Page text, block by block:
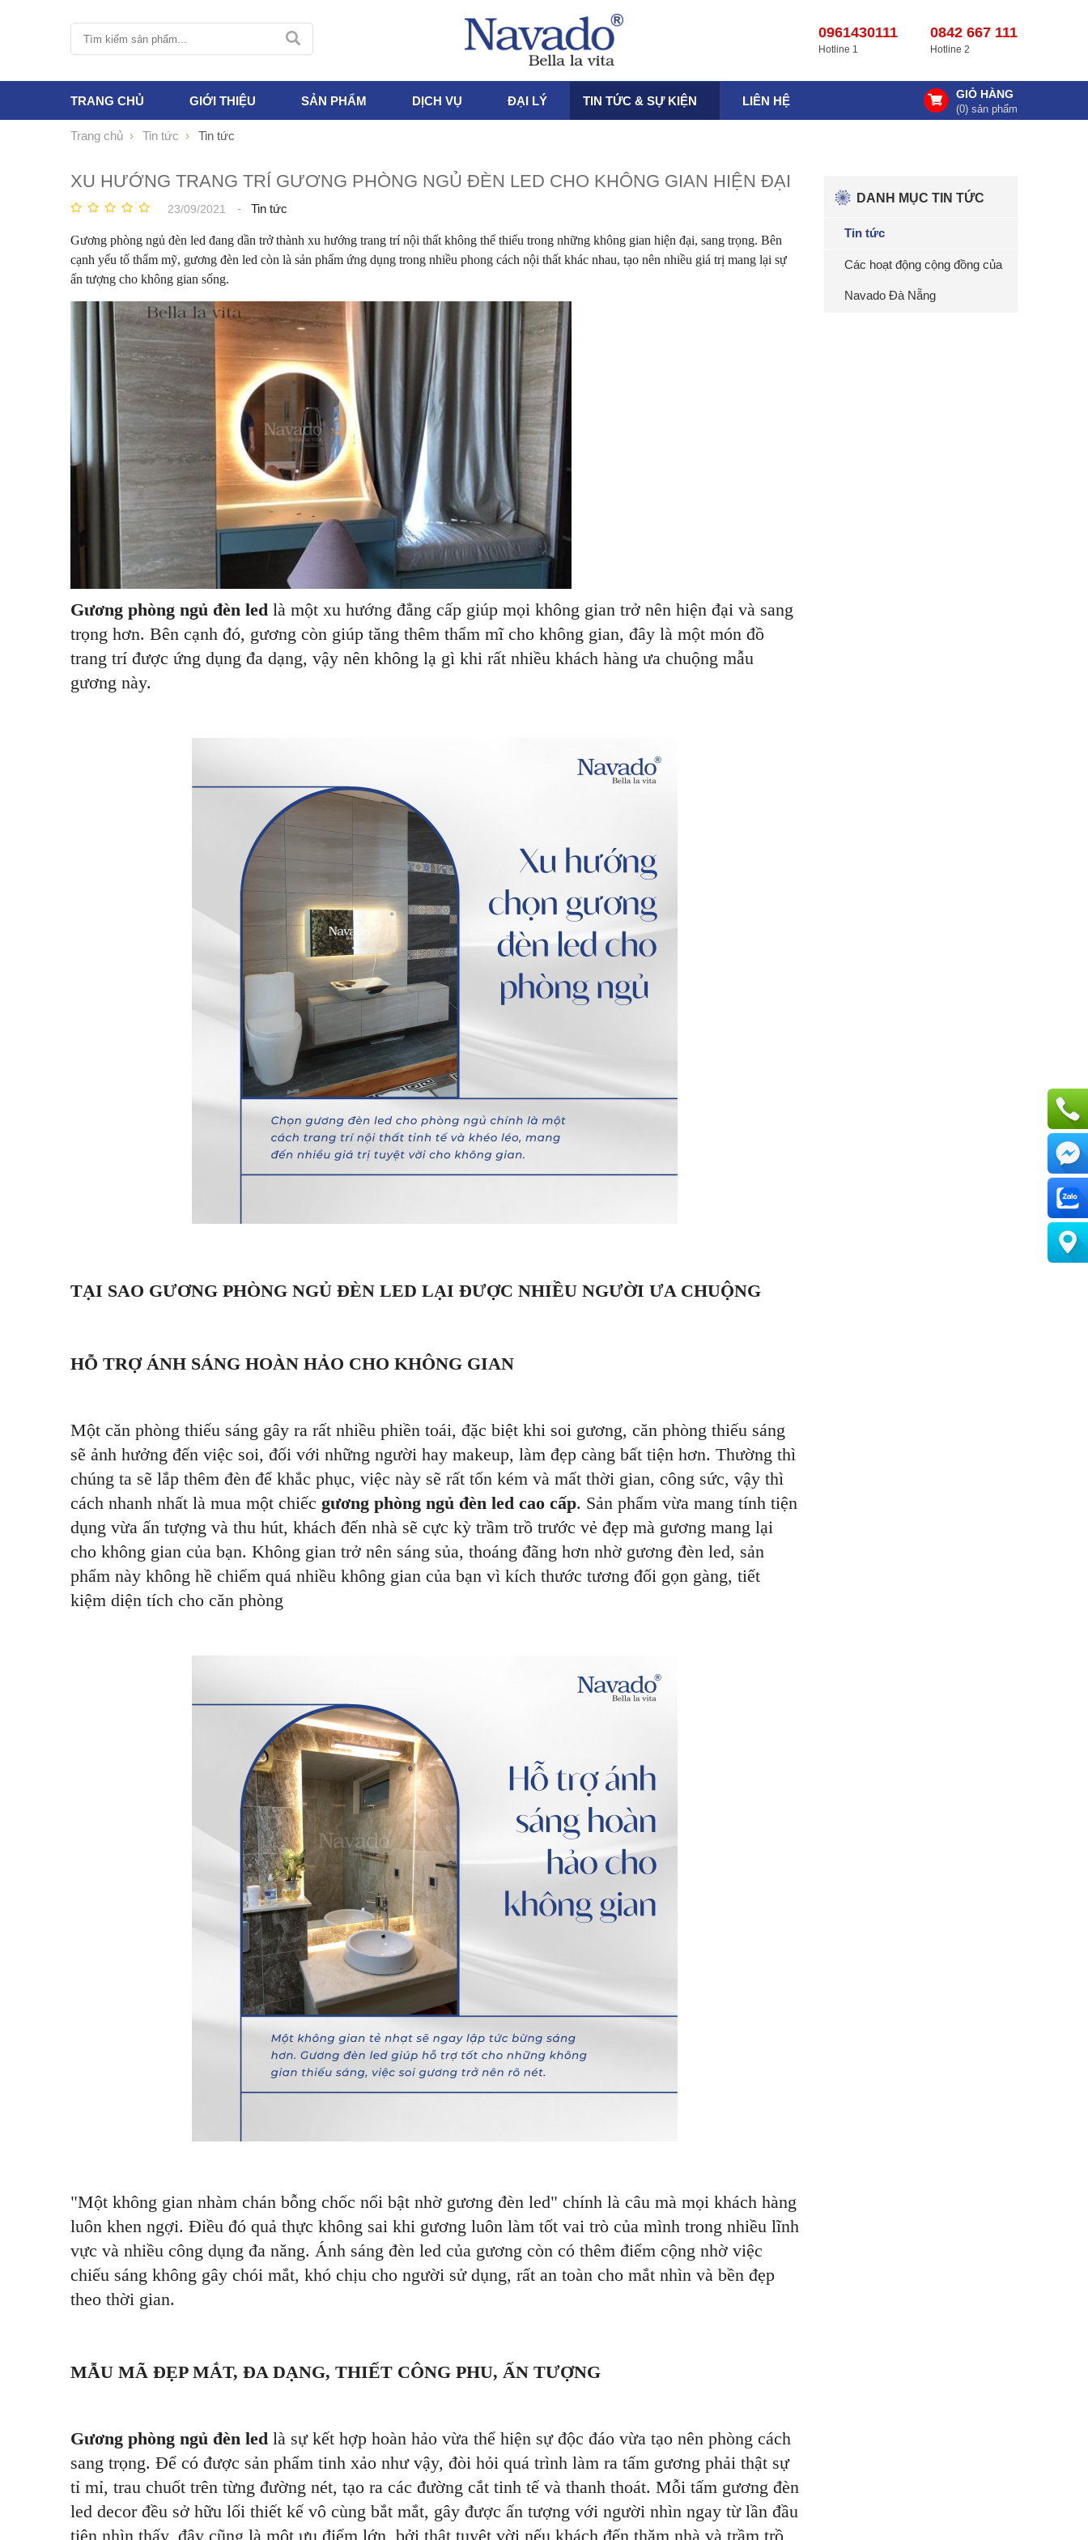
0961430111
Hotline 1
0842 667 111
Hotline 2
TRANG CHỦ GIỚI THIỆU SẢN PHẨM DỊCH VỤ ĐẠI LÝ TIN TỨC & SỰ KIỆN LIÊN HỆ GIỎ HÀNG
(0) sản phẩm
Trang chủ Tin tức Tin tức
XU HƯỚNG TRANG TRÍ GƯƠNG PHÒNG NGỦ ĐÈN LED CHO KHÔNG GIAN HIỆN ĐẠI
23/09/2021 - Tin tức
Gương phòng ngủ đèn led đang dần trở thành xu hướng trang trí nội thất không thể thiếu trong những không gian hiện đại, sang trọng. Bên
cạnh yếu tố thẩm mỹ, gương đèn led còn là sản phẩm ứng dụng trong nhiều phong cách nội thất khác nhau, tạo nên nhiều giá trị mang lại sự
ấn tượng cho không gian sống.
Gương phòng ngủ đèn led là một xu hướng đẳng cấp giúp mọi không gian trở nên hiện đại và sang
trọng hơn. Bên cạnh đó, gương còn giúp tăng thêm thẩm mĩ cho không gian, đây là một món đồ
trang trí được ứng dụng đa dạng, vậy nên không lạ gì khi rất nhiều khách hàng ưa chuộng mẫu
gương này.
TẠI SAO GƯƠNG PHÒNG NGỦ ĐÈN LED LẠI ĐƯỢC NHIỀU NGƯỜI ƯA CHUỘNG
HỖ TRỢ ÁNH SÁNG HOÀN HẢO CHO KHÔNG GIAN
Một căn phòng thiếu sáng gây ra rất nhiều phiền toái, đặc biệt khi soi gương, căn phòng thiếu sáng
sẽ ảnh hưởng đến việc soi, đối với những người hay makeup, làm đẹp càng bất tiện hơn. Thường thì
chúng ta sẽ lắp thêm đèn để khắc phục, việc này sẽ rất tốn kém và mất thời gian, công sức, vậy thì
cách nhanh nhất là mua một chiếc gương phòng ngủ đèn led cao cấp. Sản phẩm vừa mang tính tiện
dụng vừa ấn tượng và thu hút, khách đến nhà sẽ cực kỳ trầm trồ trước vẻ đẹp mà gương mang lại
cho không gian của bạn. Không gian trở nên sáng sủa, thoáng đãng hơn nhờ gương đèn led, sản
phẩm này không hề chiếm quá nhiều không gian của bạn vì kích thước tương đối gọn gàng, tiết
kiệm diện tích cho căn phòng
"Một không gian nhàm chán bỗng chốc nổi bật nhờ gương đèn led" chính là câu mà mọi khách hàng
luôn khen ngợi. Điều đó quả thực không sai khi gương luôn làm tốt vai trò của mình trong nhiều lĩnh
vực và nhiều công dụng đa năng. Ánh sáng đèn led của gương còn có thêm điểm cộng nhờ việc
chiếu sáng không gây chói mắt, khó chịu cho người sử dụng, rất an toàn cho mắt nhìn và bền đẹp
theo thời gian.
MẪU MÃ ĐẸP MẮT, ĐA DẠNG, THIẾT CÔNG PHU, ẤN TƯỢNG
Gương phòng ngủ đèn led là sự kết hợp hoàn hảo vừa thể hiện sự độc đáo vừa tạo nên phòng cách
sang trọng. Để có được sản phẩm tinh xảo như vậy, đòi hỏi quá trình làm ra tấm gương phải thật sự
tỉ mỉ, trau chuốt trên từng đường nét, tạo ra các đường cắt tinh tế và thanh thoát. Mỗi tấm gương đèn
led decor đều sở hữu lối thiết kế vô cùng bắt mắt, gây được ấn tượng với người nhìn ngay từ lần đầu
tiên nhìn thấy, đây cũng là một ưu điểm lớn, bởi thật tuyệt vời nếu khách đến thăm nhà và trầm trồ
DANH MỤC TIN TỨC
Tin tức
Các hoạt động cộng đồng của
Navado Đà Nẵng